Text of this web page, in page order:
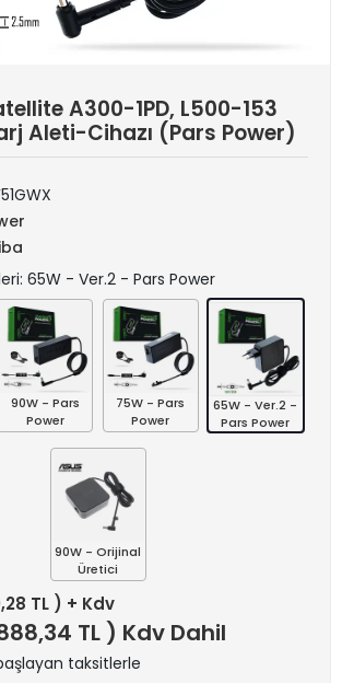
A300-1PD, L500-153
Aleti-Cihazı (Pars Power)
65W - Ver.2 - Pars Power
90W - Pars
Power
75W - Pars
Power
65W - Ver.2 -
Pars Power
90W - Orijinal
Üretici
TL ) + Kdv
TL ) Kdv Dahil
taksitlerle